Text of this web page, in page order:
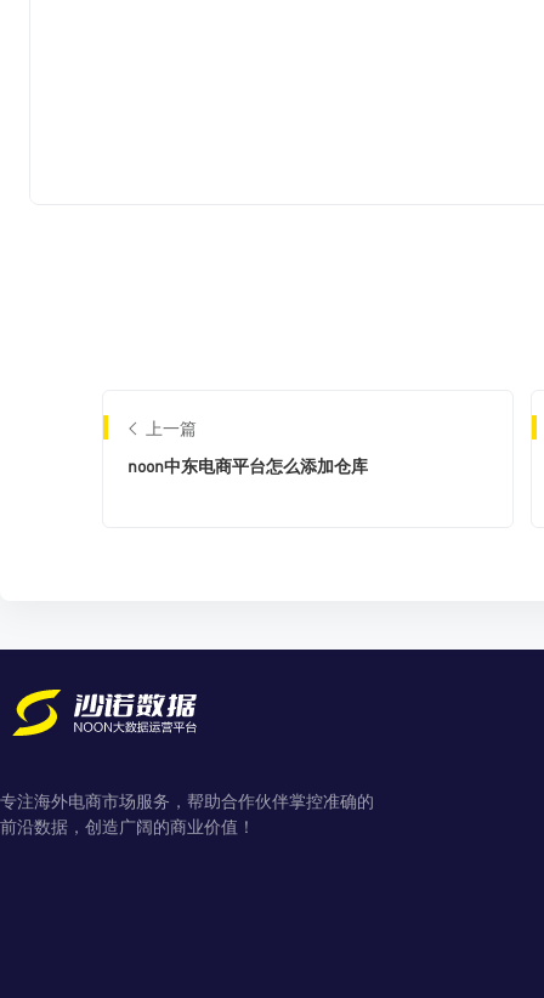
上一篇
noon中东电商平台怎么添加仓库
专注海外电商市场服务，帮助合作伙伴掌控准确的
前沿数据，创造广阔的商业价值！